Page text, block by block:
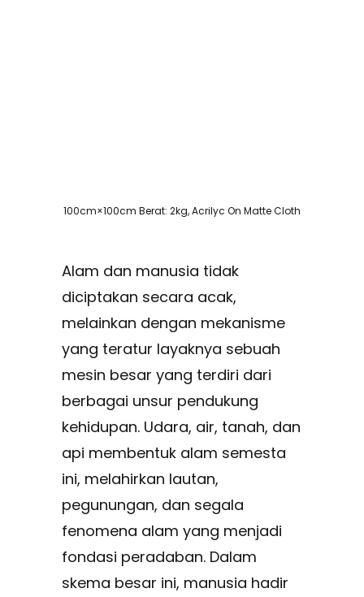
100cm×100cm Berat: 2kg, Acrilyc On Matte Cloth
Alam dan manusia tidak
diciptakan secara acak,
melainkan dengan mekanisme
yang teratur layaknya sebuah
mesin besar yang terdiri dari
berbagai unsur pendukung
kehidupan. Udara, air, tanah, dan
api membentuk alam semesta
ini, melahirkan lautan,
pegunungan, dan segala
fenomena alam yang menjadi
fondasi peradaban. Dalam
skema besar ini, manusia hadir